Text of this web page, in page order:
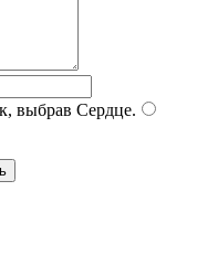
выбрав Сердце.